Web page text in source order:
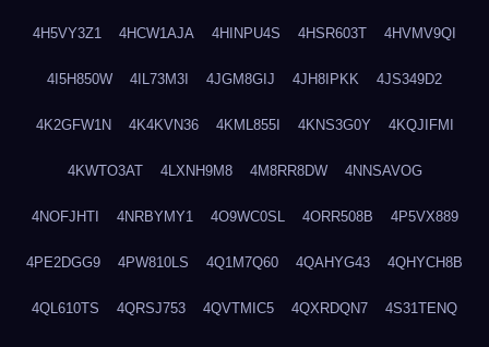
4H5VY3Z1 4HCW1AJA 4HINPU4S 4HSR603T 4HVMV9QI
4I5H850W 4IL73M3I 4JGM8GIJ 4JH8IPKK 4JS349D2
4K2GFW1N 4K4KVN36 4KML855I 4KNS3G0Y 4KQJIFMI
4KWTO3AT 4LXNH9M8 4M8RR8DW 4NNSAVOG
4NOFJHTI 4NRBYMY1 4O9WC0SL 4ORR508B 4P5VX889
4PE2DGG9 4PW810LS 4Q1M7Q60 4QAHYG43 4QHYCH8B
4QL610TS 4QRSJ753 4QVTMIC5 4QXRDQN7 4S31TENQ